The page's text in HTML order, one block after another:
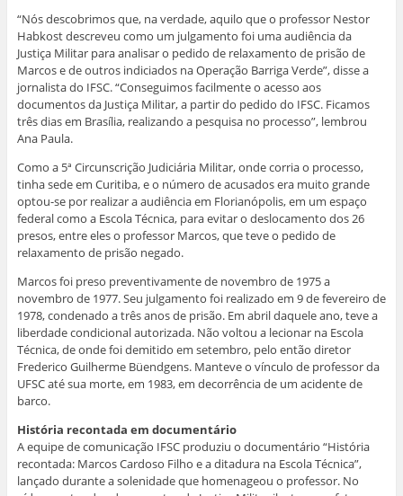
“Nós descobrimos que, na verdade, aquilo que o professor Nestor
Habkost descreveu como um julgamento foi uma audiência da
Justiça Militar para analisar o pedido de relaxamento de prisão de
Marcos e de outros indiciados na Operação Barriga Verde”, disse a
jornalista do IFSC. “Conseguimos facilmente o acesso aos
documentos da Justiça Militar, a partir do pedido do IFSC. Ficamos
três dias em Brasília, realizando a pesquisa no processo”, lembrou
Ana Paula.
Como a 5ª Circunscrição Judiciária Militar, onde corria o processo,
tinha sede em Curitiba, e o número de acusados era muito grande
optou-se por realizar a audiência em Florianópolis, em um espaço
federal como a Escola Técnica, para evitar o deslocamento dos 26
presos, entre eles o professor Marcos, que teve o pedido de
relaxamento de prisão negado.
Marcos foi preso preventivamente de novembro de 1975 a
novembro de 1977. Seu julgamento foi realizado em 9 de fevereiro de
1978, condenado a três anos de prisão. Em abril daquele ano, teve a
liberdade condicional autorizada. Não voltou a lecionar na Escola
Técnica, de onde foi demitido em setembro, pelo então diretor
Frederico Guilherme Büendgens. Manteve o vínculo de professor da
UFSC até sua morte, em 1983, em decorrência de um acidente de
barco.
História recontada em documentário
A equipe de comunicação IFSC produziu o documentário “História
recontada: Marcos Cardoso Filho e a ditadura na Escola Técnica”,
lançado durante a solenidade que homenageou o professor. No